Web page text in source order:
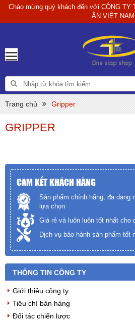
Chào mừng quý khách đến với CÔNG TY
ÂN VIỆT NAM
Trang chủ Gripper
GRIPPER
CAM KẾT KHÁCH HÀNG
Sản phẩm chính hãng, đa dạng
lựa chọn
Giá rẻ và luôn luôn tốt nhất cho
Dịch vụ bảo hành sản phẩm tốt
THÔNG TIN CÔNG TY
Giới thiệu công ty
Tiêu chí bán hàng
Đối tác chiến lược